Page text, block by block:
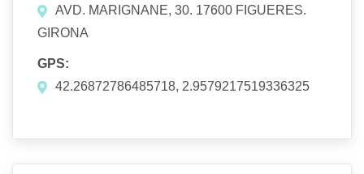
AVD. MARIGNANE, 30. 17600 FIGUERES.
GIRONA
GPS:
42.26872786485718, 2.9579217519336325